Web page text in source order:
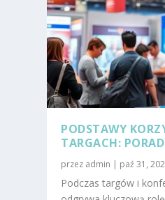
PODSTAWY
TARGACH:
przez admin | paź 31,
Podczas targów i